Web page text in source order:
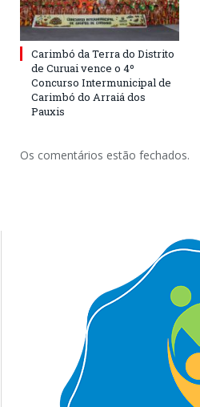
Carimbó da Terra do Distrito
de Curuai vence o 4º
Concurso Intermunicipal de
Carimbó do Arraiá dos
Pauxis
Os comentários estão fechados.